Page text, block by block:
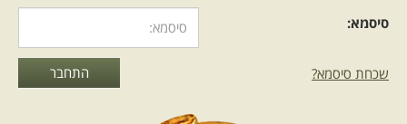
סיסמא:
שכחת סיסמא?